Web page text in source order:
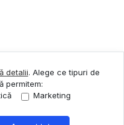
detalii. Alege ce tipuri de
permitem:
Marketing